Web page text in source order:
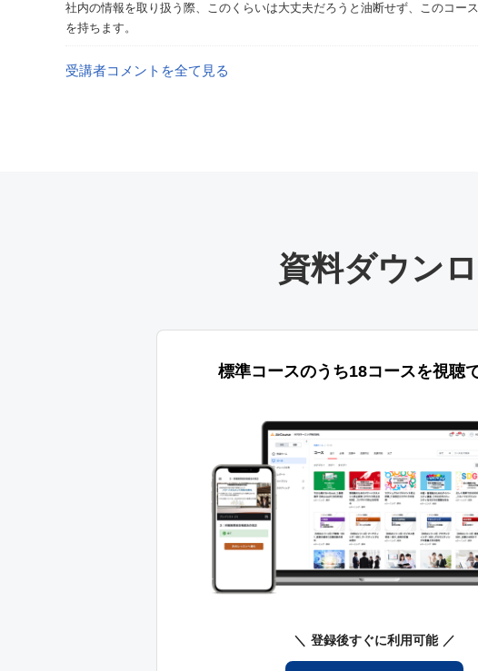
社内の情報を取り扱う際、このくらいは大丈夫だろうと油断せず、このコー
を持ちます。
受講者コメントを全て見る
資料ダウン
標準コースのうち18コースを視聴
登録後すぐに利用可能